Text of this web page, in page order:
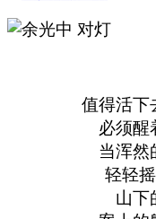
值得活下
必须醒
当浑然
轻轻
山下